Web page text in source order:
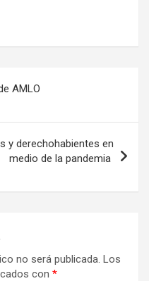
AMLO
y derechohabientes en
medio de la pandemia
no será publicada. Los
con *